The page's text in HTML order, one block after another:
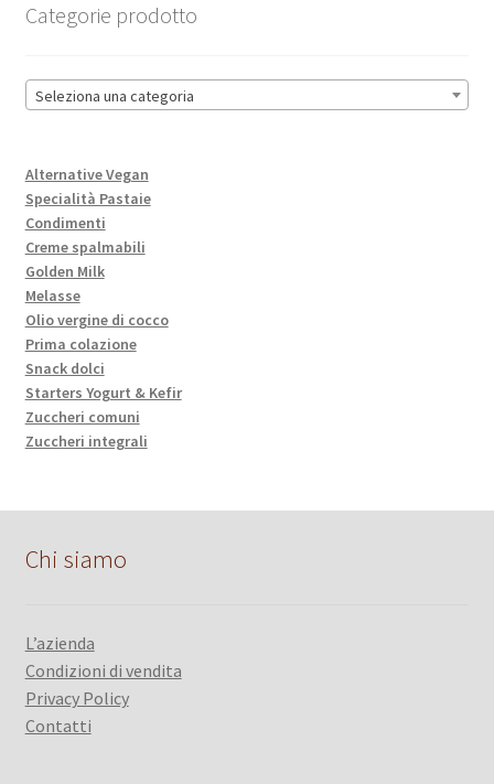
Categorie prodotto
Seleziona una categoria
Alternative Vegan
Specialità Pastaie
Condimenti
Creme spalmabili
Golden Milk
Melasse
Olio vergine di cocco
Prima colazione
Snack dolci
Starters Yogurt & Kefir
Zuccheri comuni
Zuccheri integrali
Chi siamo
L’azienda
Condizioni di vendita
Privacy Policy
Contatti